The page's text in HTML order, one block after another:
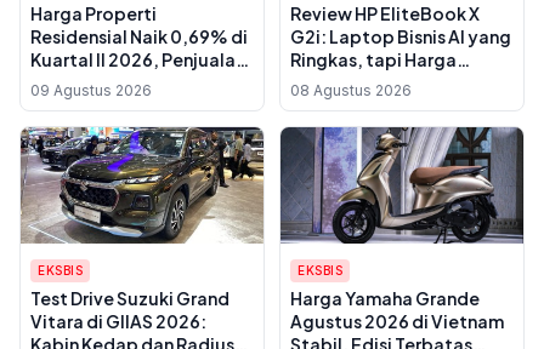
Harga Properti
Residensial Naik 0,69% di
Kuartal II 2026, Penjualan
Rumah Mulai Membaik
09 Agustus 2026
Review HP EliteBook X
G2i: Laptop Bisnis AI yang
Ringkas, tapi Harga
Premiumnya Perlu
Dipertimbangkan
08 Agustus 2026
EKSBIS
Test Drive Suzuki Grand
Vitara di GIIAS 2026:
Kabin Kedap dan Radius
EKSBIS
Harga Yamaha Grande
Agustus 2026 di Vietnam
Stabil, Edisi Terbatas